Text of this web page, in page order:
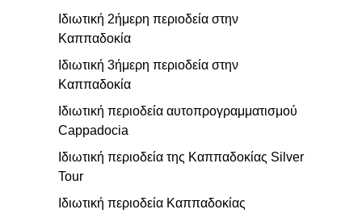
Ιδιωτική 2ήμερη περιοδεία στην
Καππαδοκία
Ιδιωτική 3ήμερη περιοδεία στην
Καππαδοκία
Ιδιωτική περιοδεία αυτοπρογραμματισμού
Cappadocia
Ιδιωτική περιοδεία της Καππαδοκίας Silver
Tour
Ιδιωτική περιοδεία Καππαδοκίας